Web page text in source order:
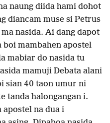
naung diida hami dohot
diancam muse si Petrus
nasida. Ai dang dapot
boi mambahen apostel
mabiar do nasida tu
mamuji Debata alani
sian 40 taon umur ni
tanda halongangan i.
apostel na dua i